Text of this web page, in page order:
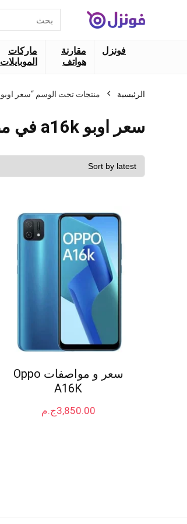
عن:
فونزل
مقارنة
هواتف
ماركات
الموبايلات
الرئيسية منتجات تحت الوسم “سعر اوبو a16k في مصر 64 جيجا”
سعر اوبو a16k في مصر 64 جيجا
سعر و مواصفات Oppo
A16K
ج.م3,850.00